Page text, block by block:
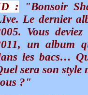
: "Bonsoir
Le dernier
Vous
un album
les bacs…
sera son
?"